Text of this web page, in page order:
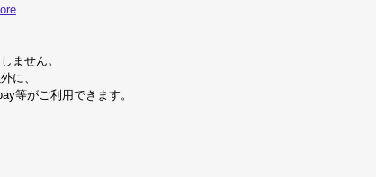
ません。
に、
等がご利用できます。